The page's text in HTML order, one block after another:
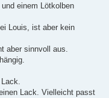
einem Lötkolben
Louis, ist aber kein
aber sinnvoll aus.
Lack. Vielleicht passt